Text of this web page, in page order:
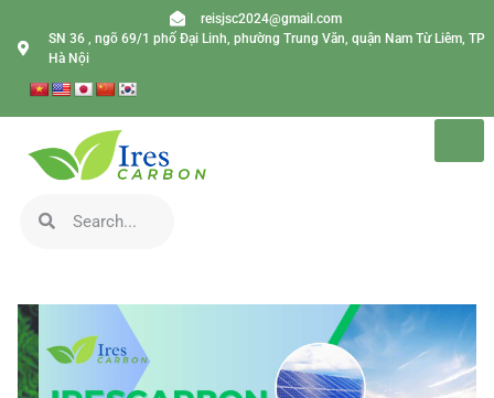
reisjsc2024@gmail.com
SN 36 , ngõ 69/1 phố Đại Linh, phường Trung Văn, quận Nam Từ Liêm, TP
Hà Nội